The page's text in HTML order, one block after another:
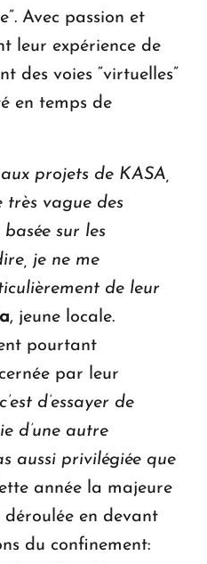
Avec passion et
leur expérience de
des voies “virtuelles”
en temps de
projets de KASA,
très vague des
basée sur les
je ne me
de leur
, jeune locale.
pourtant
par leur
d’essayer de
d’une autre
aussi privilégiée que
année la majeure
déroulée en devant
du confinement: